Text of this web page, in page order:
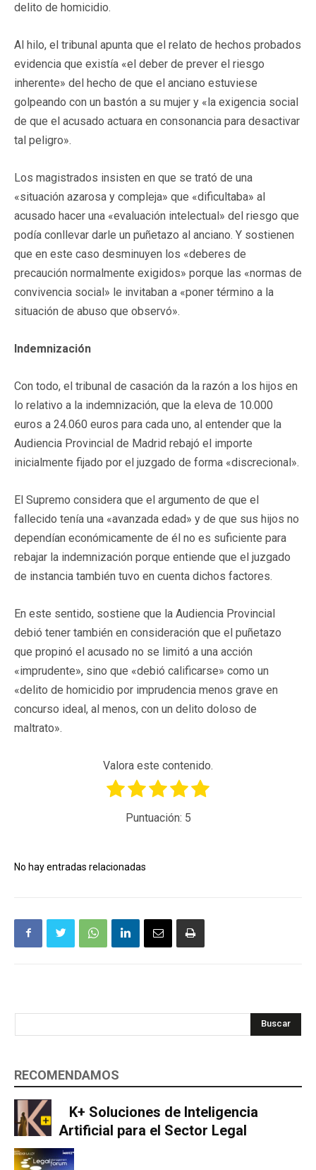
delito de homicidio.
Al hilo, el tribunal apunta que el relato de hechos probados
evidencia que existía «el deber de prever el riesgo
inherente» del hecho de que el anciano estuviese
golpeando con un bastón a su mujer y «la exigencia social
de que el acusado actuara en consonancia para desactivar
tal peligro».
Los magistrados insisten en que se trató de una
«situación azarosa y compleja» que «dificultaba» al
acusado hacer una «evaluación intelectual» del riesgo que
podía conllevar darle un puñetazo al anciano. Y sostienen
que en este caso desminuyen los «deberes de
precaución normalmente exigidos» porque las «normas de
convivencia social» le invitaban a «poner término a la
situación de abuso que observó».
Indemnización
Con todo, el tribunal de casación da la razón a los hijos en
lo relativo a la indemnización, que la eleva de 10.000
euros a 24.060 euros para cada uno, al entender que la
Audiencia Provincial de Madrid rebajó el importe
inicialmente fijado por el juzgado de forma «discrecional».
El Supremo considera que el argumento de que el
fallecido tenía una «avanzada edad» y de que sus hijos no
dependían económicamente de él no es suficiente para
rebajar la indemnización porque entiende que el juzgado
de instancia también tuvo en cuenta dichos factores.
En este sentido, sostiene que la Audiencia Provincial
debió tener también en consideración que el puñetazo
que propinó el acusado no se limitó a una acción
«imprudente», sino que «debió calificarse» como un
«delito de homicidio por imprudencia menos grave en
concurso ideal, al menos, con un delito doloso de
maltrato».
Valora este contenido.
Puntuación: 5
No hay entradas relacionadas
Buscar
RECOMENDAMOS
K+ Soluciones de Inteligencia
Artificial para el Sector Legal